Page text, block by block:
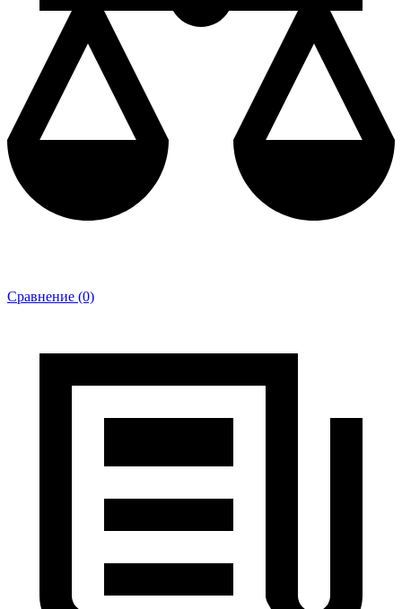
Сравнение (0)